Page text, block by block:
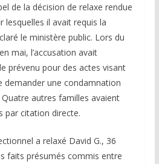
de la décision de relaxe rendue
lesquelles il avait requis la
le ministère public. Lors du
mai, l’accusation avait
prévenu pour des actes visant
demander une condamnation
autres familles avaient
par citation directe.
a relaxé David G., 36
faits présumés commis entre